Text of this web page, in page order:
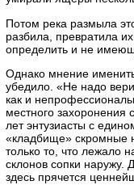
Потом река размыла
разбила, превратила
определить и не
Однако мнение
убедило. «Не надо
как и
местного захоронения
лет энтузиасты с
«кладбище» скромные
только то, что лежало
склонов сопки наружу.
здесь прячется